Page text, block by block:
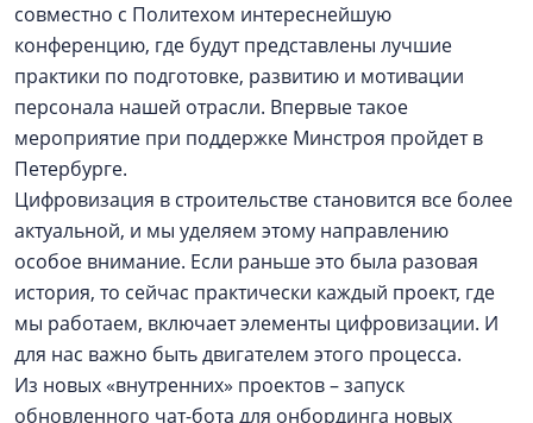
совместно с Политехом интереснейшую
конференцию, где будут представлены лучшие
практики по подготовке, развитию и мотивации
персонала нашей отрасли. Впервые такое
мероприятие при поддержке Минстроя пройдет в
Петербурге.
Цифровизация в строительстве становится все более
актуальной, и мы уделяем этому направлению
особое внимание. Если раньше это была разовая
история, то сейчас практически каждый проект, где
мы работаем, включает элементы цифровизации. И
для нас важно быть двигателем этого процесса.
Из новых «внутренних» проектов – запуск
обновленного чат-бота для онбординга новых